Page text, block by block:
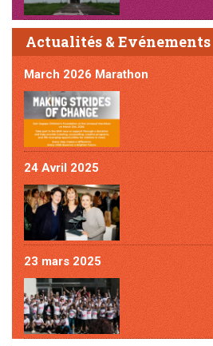
Actualités & Evénements
March 2026 Marathon
24 Avril 2025
23 mars 2025